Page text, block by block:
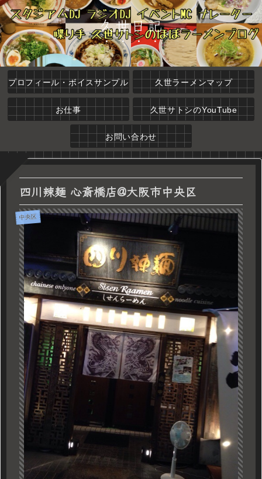
久世日記
プロフィール・ボイスサンプル 久世ラーメンマップ
お仕事 久世サトシのYouTube
お問い合わせ
四川辣麺 心斎橋店@大阪市中央区
中央区